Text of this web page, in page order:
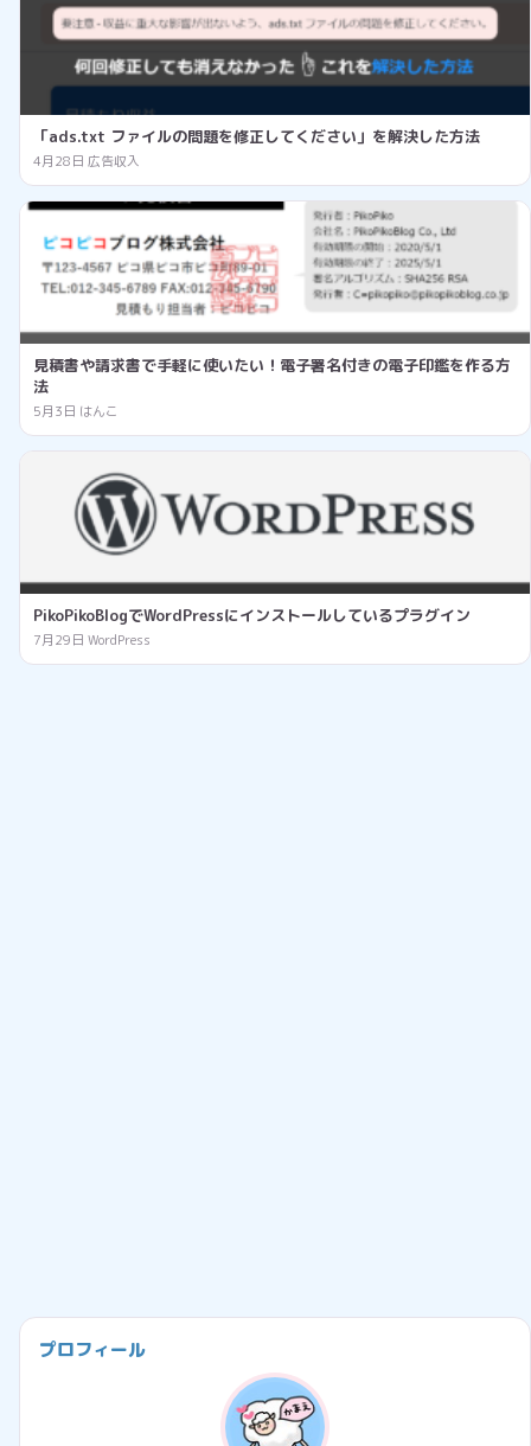
「ads.txt ファイルの問題を修正してください」を解決した方法
4月28日 広告収入
見積書や請求書で手軽に使いたい！電子署名付きの電子印鑑を作る方
法
5月3日 はんこ
PikoPikoBlogでWordPressにインストールしているプラグイン
7月29日 WordPress
プロフィール